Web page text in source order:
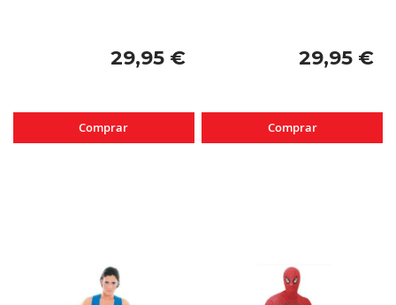
29,95 €
Comprar
29,95 €
Comprar